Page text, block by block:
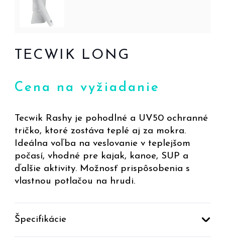
TECWIK LONG
Cena na vyžiadanie
Tecwik Rashy je pohodlné a UV50 ochranné
tričko, ktoré zostáva teplé aj za mokra.
Ideálna voľba na veslovanie v teplejšom
počasí, vhodné pre kajak, kanoe, SUP a
ďalšie aktivity. Možnosť prispôsobenia s
vlastnou potlačou na hrudi.
Špecifikácie